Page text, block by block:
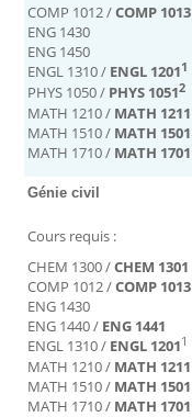
COMP 1012 /COMP 1013
ENG 1430
ENG 1450
ENGL 1310 / ENGL 12011
PHYS 1050 / PHYS 10512
MATH 1210 / MATH 1211
MATH 1510 / MATH 1501
MATH 1710 / MATH 1701
Génie civil
Cours requis :
CHEM 1300 /CHEM 1301
COMP 1012 /COMP 1013
ENG 1430
ENG 1440 / ENG 1441
ENGL 1310 / ENGL 12011
MATH 1210 / MATH 1211
MATH 1510 / MATH 1501
MATH 1710 / MATH 1701